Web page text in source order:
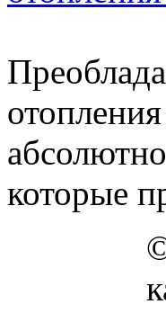
которые